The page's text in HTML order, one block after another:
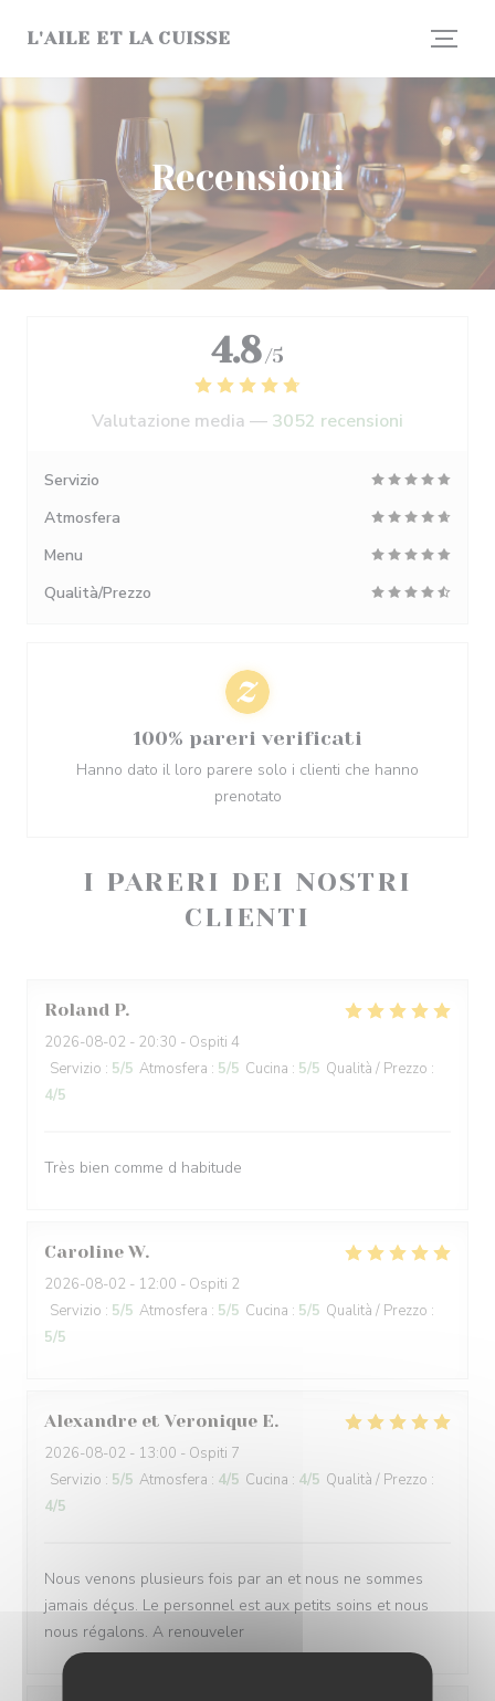
L'AILE ET LA CUISSE
Recensioni
I PARERI DEI NOSTRI
CLIENTI
Roland P
2026-08-02 - 20:30 - Ospiti 4
Servizio : 5/5 Atmosfera : 5/5 Cucina : 5/5 Qualità / Prezzo :
4/5
Très bien comme d habitude
Caroline W
2026-08-02 - 12:00 - Ospiti 2
Servizio : 5/5 Atmosfera : 5/5 Cucina : 5/5 Qualità / Prezzo :
5/5
Alexandre et Veronique E
2026-08-02 - 13:00 - Ospiti 7
Servizio : 5/5 Atmosfera : 4/5 Cucina : 4/5 Qualità / Prezzo :
4/5
Nous venons plusieurs fois par an et nous ne sommes
jamais déçus. Le personnel est aux petits soins et nous
nous régalons. A renouveler
4.8 /5
Valutazione media — 3052 recensioni
Servizio
Atmosfera
Menu
Qualità/Prezzo
100% pareri verificati
Hanno dato il loro parere solo i clienti che hanno
prenotato